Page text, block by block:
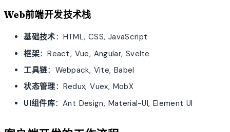
Web前端开发技术栈
基础技术：HTML, CSS, JavaScript
框架：React, Vue, Angular, Svelte
工具链：Webpack, Vite, Babel
状态管理：Redux, Vuex, MobX
UI组件库：Ant Design, Material-UI, Element UI